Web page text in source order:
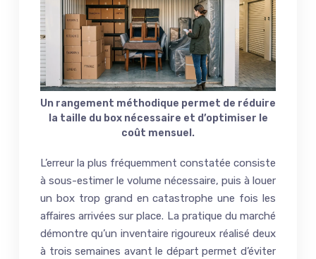
Un rangement méthodique permet de réduire
la taille du box nécessaire et d’optimiser le
coût mensuel.
L’erreur la plus fréquemment constatée consiste
à sous-estimer le volume nécessaire, puis à louer
un box trop grand en catastrophe une fois les
affaires arrivées sur place. La pratique du marché
démontre qu’un inventaire rigoureux réalisé deux
à trois semaines avant le départ permet d’éviter